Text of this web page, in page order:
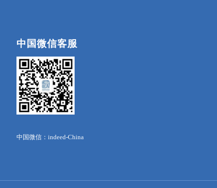
中国微信客服
中国微信：indeed-China